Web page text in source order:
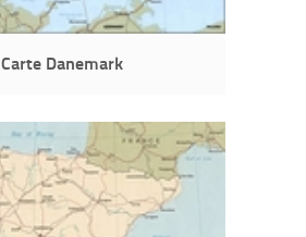
Carte Danemark